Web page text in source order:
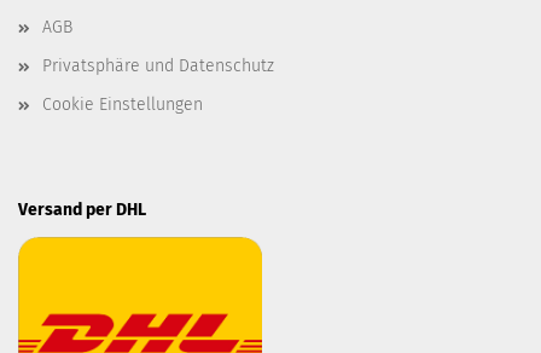
AGB
Privatsphäre und Datenschutz
Cookie Einstellungen
Versand per DHL